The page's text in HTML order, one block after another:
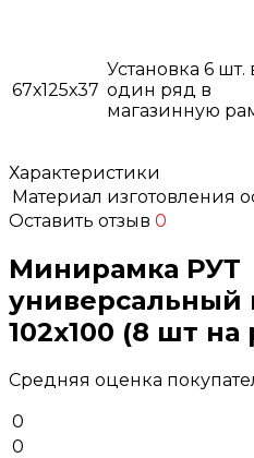
67х125х37
Установка 6 шт.
один ряд в
магазинную
Характеристики
Материал изготовления
Оставить отзыв 0
Минирамка РУТ
универсальный
102х100 (8 шт
Средняя оценка
0
0